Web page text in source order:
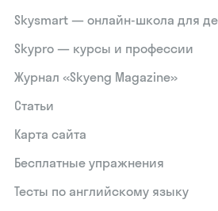
Skysmart — онлайн-школа для
Skypro — курсы и профессии
Журнал «Skyeng Magazine»
Статьи
Карта сайта
Бесплатные упражнения
Тесты по английскому языку